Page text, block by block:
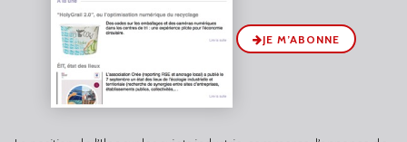
JE M’ABONNE